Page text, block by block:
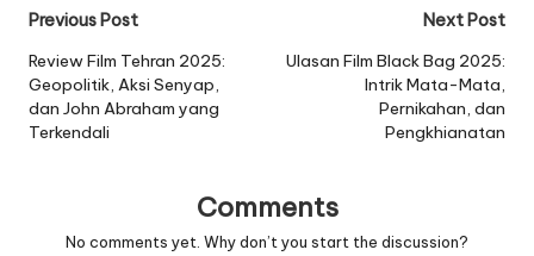
Post
navigation
Previous Post
Review Film Tehran 2025:
Geopolitik, Aksi Senyap,
dan John Abraham yang
Terkendali
Next Post
Ulasan Film Black Bag 2025:
Intrik Mata-Mata,
Pernikahan, dan
Pengkhianatan
Comments
No comments yet. Why don’t you start the discussion?